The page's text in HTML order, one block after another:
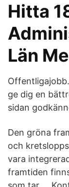
Hitta
Län
ge dig en
sidan
Den gröna
och
vara
framtiden